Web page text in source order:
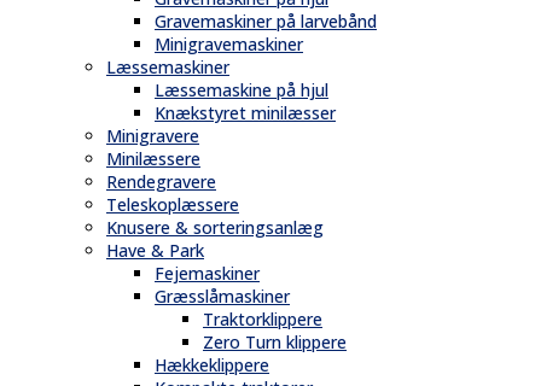
Gravemaskiner på larvebånd
Minigravemaskiner
Læssemaskiner
Læssemaskine på hjul
Knækstyret minilæsser
Minigravere
Minilæssere
Rendegravere
Teleskoplæssere
Knusere & sorteringsanlæg
Have & Park
Fejemaskiner
Græsslåmaskiner
Traktorklippere
Zero Turn klippere
Hækkeklippere